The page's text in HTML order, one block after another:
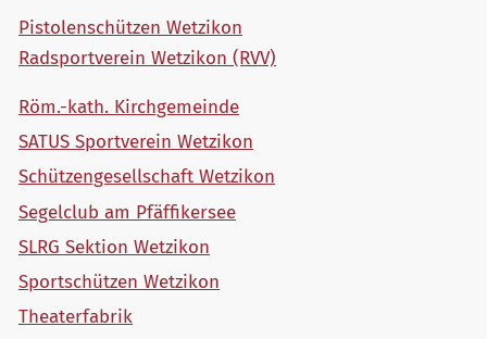
Pistolenschützen Wetzikon
Radsportverein Wetzikon (RVV)
Röm.-kath. Kirchgemeinde
SATUS Sportverein Wetzikon
Schützengesellschaft Wetzikon
Segelclub am Pfäffikersee
SLRG Sektion Wetzikon
Sportschützen Wetzikon
Theaterfabrik